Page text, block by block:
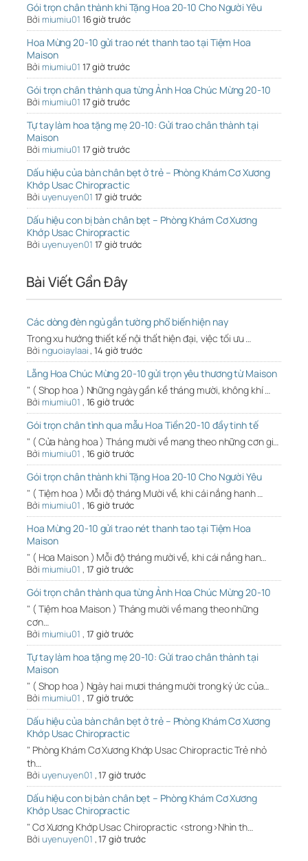
Gói trọn chân thành khi Tặng Hoa 20-10 Cho Người Yêu
Bởi miumiu01 16 giờ trước
Hoa Mừng 20-10 gửi trao nét thanh tao tại Tiệm Hoa
Maison
Bởi miumiu01 17 giờ trước
Gói trọn chân thành qua từng Ảnh Hoa Chúc Mừng 20-10
Bởi miumiu01 17 giờ trước
Tự tay làm hoa tặng mẹ 20-10: Gửi trao chân thành tại
Maison
Bởi miumiu01 17 giờ trước
Dấu hiệu của bàn chân bẹt ở trẻ – Phòng Khám Cơ Xương
Khớp Usac Chiropractic
Bởi uyenuyen01 17 giờ trước
Dấu hiệu con bị bàn chân bẹt – Phòng Khám Cơ Xương
Khớp Usac Chiropractic
Bởi uyenuyen01 17 giờ trước
Bài Viết Gần Đây
Các dòng đèn ngủ gắn tường phổ biến hiện nay
Trong xu hướng thiết kế nội thất hiện đại, việc tối ưu …
Bởi nguoiaylaai,14 giờ trước
Lẵng Hoa Chúc Mừng 20-10 gửi trọn yêu thương từ Maison
" ( Shop hoa ) Những ngày gần kề tháng mười, không khí …
Bởi miumiu01 , 16 giờ trước
Gói trọn chân tình qua mẫu Hoa Tiền 20-10 đầy tinh tế
" ( Cửa hàng hoa ) Tháng mười về mang theo những cơn gi…
Bởi miumiu01 , 16 giờ trước
Gói trọn chân thành khi Tặng Hoa 20-10 Cho Người Yêu
" ( Tiệm hoa ) Mỗi độ tháng Mười về, khi cái nắng hanh …
Bởi miumiu01 , 16 giờ trước
Hoa Mừng 20-10 gửi trao nét thanh tao tại Tiệm Hoa
Maison
" ( Hoa Maison ) Mỗi độ tháng mười về, khi cái nắng han…
Bởi miumiu01 , 17 giờ trước
Gói trọn chân thành qua từng Ảnh Hoa Chúc Mừng 20-10
" ( Tiệm hoa Maison ) Tháng mười về mang theo những
cơn…
Bởi miumiu01 , 17 giờ trước
Tự tay làm hoa tặng mẹ 20-10: Gửi trao chân thành tại
Maison
" ( Shop hoa ) Ngày hai mươi tháng mười trong ký ức của…
Bởi miumiu01 , 17 giờ trước
Dấu hiệu của bàn chân bẹt ở trẻ – Phòng Khám Cơ Xương
Khớp Usac Chiropractic
" Phòng Khám Cơ Xương Khớp Usac Chiropractic Trẻ nhỏ
th…
Bởi uyenuyen01 ,17 giờ trước
Dấu hiệu con bị bàn chân bẹt – Phòng Khám Cơ Xương
Khớp Usac Chiropractic
" Cơ Xương Khớp Usac Chiropractic <strong>Nhìn th…
Bởi uyenuyen01 ,17 giờ trước